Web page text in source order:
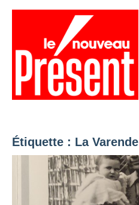
Aller
Étiquette : La Varende